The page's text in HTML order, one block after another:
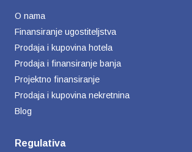
O nama
Finansiranje ugostiteljstva
Prodaja i kupovina hotela
Prodaja i finansiranje banja
Projektno finansiranje
Prodaja i kupovina nekretnina
Blog
Regulativa